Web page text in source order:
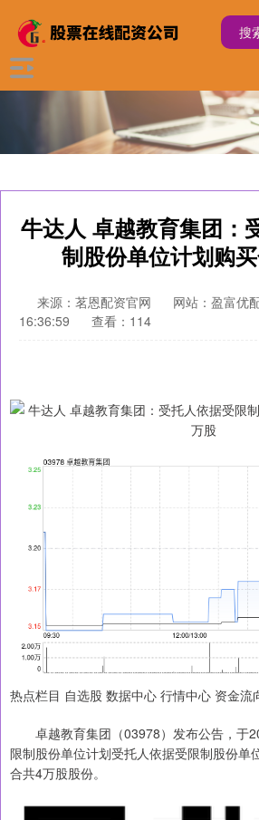
牛达人 卓越教育集团：
制股份单位计划购
来源：茗恩配资官网 网站：盈富优
16:36:59
查看：114
热点栏目 自选股 数据中心 行情中心 资金流
卓越教育集团（03978）发布公告，于
限制股份单位计划受托人依据受限制股份单
合共4万股股份。